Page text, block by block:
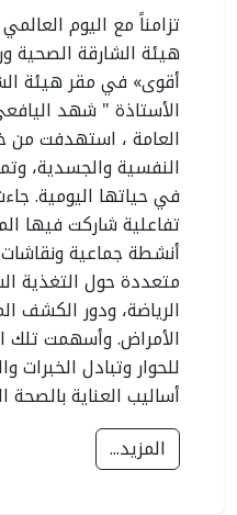
تزامناً مع اليوم
هيئة الشارقة الصحية
أقوى» في مقر هيئة
الأستاذة " شهد
العامة ، استهدفت من
النفسية والجسدية،
في حياتها اليومية.
تفاعلية شاركت فيها
أنشطة جماعية
متعددة حول التغذية
الرياضة، ودور الكشف
الأمراض. وأسهمت
للحوار وتبادل
أساليب العناية
المزيد...